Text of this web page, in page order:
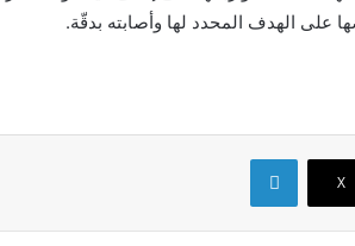
على الهدف المحدد لها وأصابته بدقّة.
X
لينكدإن